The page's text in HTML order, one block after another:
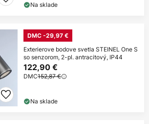
Na sklade
DMC -29,97 €
Exterierove bodove svetla STEINEL One S
so senzorom, 2-pl. antracitový, IP44
122,90 €
DMC152,87 €
Na sklade